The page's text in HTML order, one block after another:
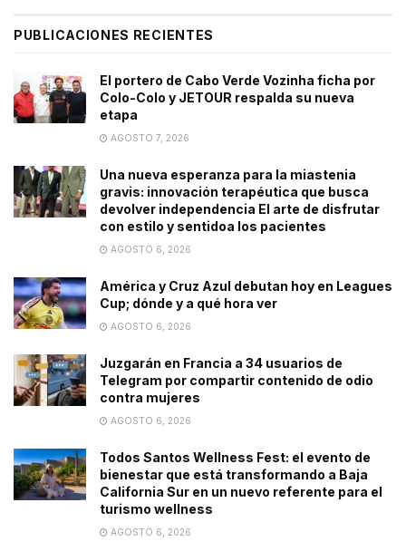
PUBLICACIONES RECIENTES
El portero de Cabo Verde Vozinha ficha por
Colo-Colo y JETOUR respalda su nueva
etapa
AGOSTO 7, 2026
Una nueva esperanza para la miastenia
gravis: innovación terapéutica que busca
devolver independencia El arte de disfrutar
con estilo y sentidoa los pacientes
AGOSTO 6, 2026
América y Cruz Azul debutan hoy en Leagues
Cup; dónde y a qué hora ver
AGOSTO 6, 2026
Juzgarán en Francia a 34 usuarios de
Telegram por compartir contenido de odio
contra mujeres
AGOSTO 6, 2026
Todos Santos Wellness Fest: el evento de
bienestar que está transformando a Baja
California Sur en un nuevo referente para el
turismo wellness
AGOSTO 6, 2026